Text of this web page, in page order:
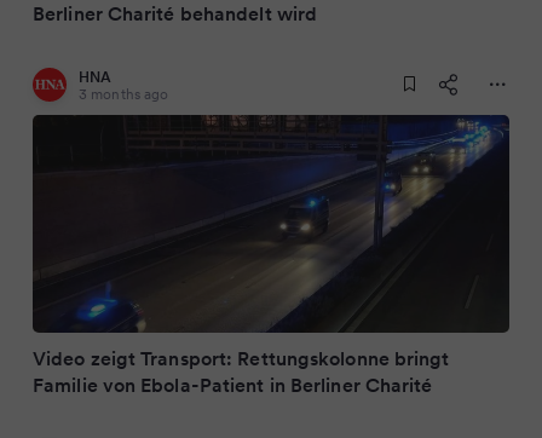
Berliner Charité behandelt wird
HNA
3 months ago
Video zeigt Transport: Rettungskolonne bringt
Familie von Ebola-Patient in Berliner Charité